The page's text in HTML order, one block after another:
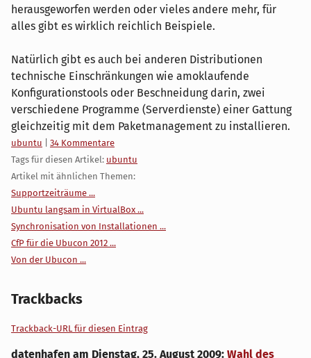
herausgeworfen werden oder vieles andere mehr, für
alles gibt es wirklich reichlich Beispiele.
Natürlich gibt es auch bei anderen Distributionen
technische Einschränkungen wie amoklaufende
Konfigurationstools oder Beschneidung darin, zwei
verschiedene Programme (Serverdienste) einer Gattung
gleichzeitig mit dem Paketmanagement zu installieren.
Kategorien:
ubuntu
34 Kommentare
Tags für diesen Artikel: ubuntu
Artikel mit ähnlichen Themen:
Supportzeiträume ...
Ubuntu langsam in VirtualBox ...
Synchronisation von Installationen ...
CfP für die Ubucon 2012 ...
Von der Ubucon ...
Trackbacks
Trackback-URL für diesen Eintrag
datenhafen am Dienstag, 25. August 2009: Wahl des